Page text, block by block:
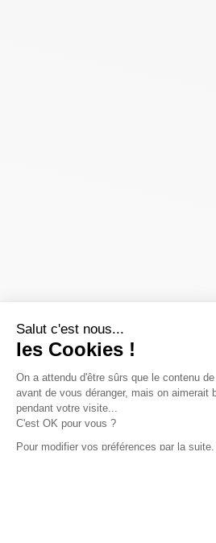
Salut c'est nous...
les Cookies !
On a attendu d'être sûrs que le contenu
avant de vous déranger, mais on aimerait
pendant votre visite...
C'est OK pour vous ?
Pour modifier vos préférences par la